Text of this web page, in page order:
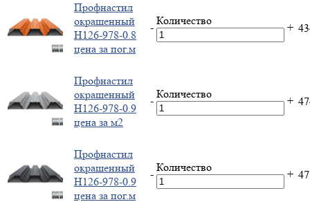
Профнастил
окрашенный
Н126-978-0.8
цена за пог.м
-
Количество
+
Профнастил
окрашенный
Н126-978-0.9
цена за м2
-
Количество
+
Профнастил
окрашенный
Н126-978-0.9
цена за пог.м
-
Количество
+